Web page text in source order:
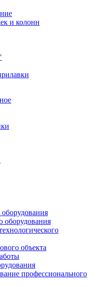
и колонн
оборудования
объекта
профессионального